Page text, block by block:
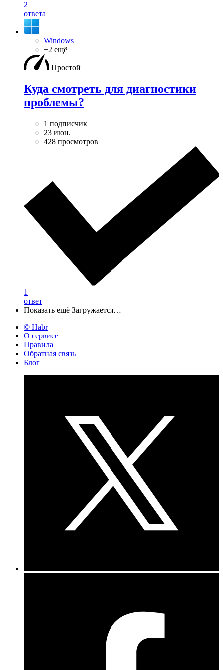
2
ответа
Windows
+2 ещё
Простой
Куда смотреть для диагностики
проблемы?
1 подписчик
23 июн.
428 просмотров
1
ответ
Показать ещё Загружается…
© Habr
О сервисе
Правила
Обратная связь
Блог